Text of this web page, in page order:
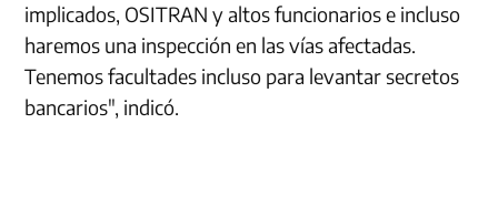
implicados, OSITRAN y altos funcionarios e incluso
haremos una inspección en las vías afectadas.
Tenemos facultades incluso para levantar secretos
bancarios", indicó.